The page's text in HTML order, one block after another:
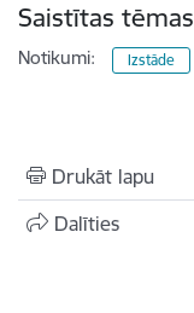
Saistītas tēmas
Notikumi: Izstāde
Drukāt lapu
Dalīties